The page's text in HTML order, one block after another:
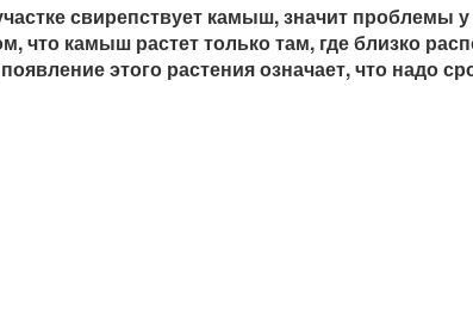
свирепствует камыш, значит проблемы
что камыш растет только там, где близко
этого растения означает, что надо